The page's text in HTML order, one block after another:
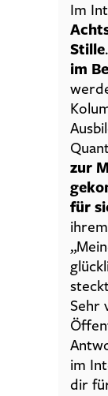
Im
Stille
im
zur
für
ihrem
Sehr
im
dir